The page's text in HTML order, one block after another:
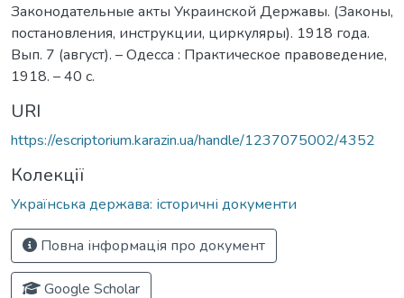
Законодательные акты Украинской Державы. (Законы,
постановления, инструкции, циркуляры). 1918 года.
Вып. 7 (август). – Одесса : Практическое правоведение,
1918. – 40 с.
URI
https://escriptorium.karazin.ua/handle/1237075002/4352
Колекції
Українська держава: історичні документи
Повна інформація про документ
Google Scholar